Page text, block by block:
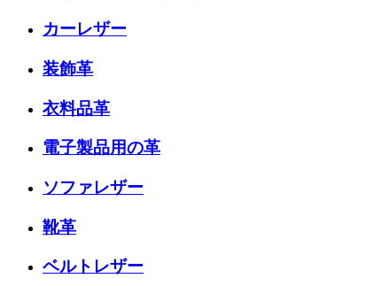
カーレザー
装飾革
衣料品革
電子製品用の革
ソファレザー
靴革
ベルトレザー